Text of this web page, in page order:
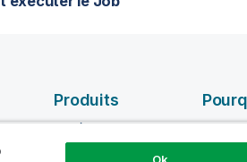
Produits
QUALITÉ DE